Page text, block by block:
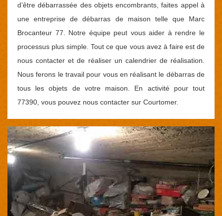
d’être débarrassée des objets encombrants, faites appel à
une entreprise de débarras de maison telle que Marc
Brocanteur 77. Notre équipe peut vous aider à rendre le
processus plus simple. Tout ce que vous avez à faire est de
nous contacter et de réaliser un calendrier de réalisation.
Nous ferons le travail pour vous en réalisant le débarras de
tous les objets de votre maison. En activité pour tout
77390, vous pouvez nous contacter sur Courtomer.